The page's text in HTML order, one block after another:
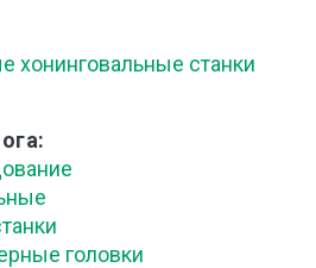
хонинговальные станки
головки